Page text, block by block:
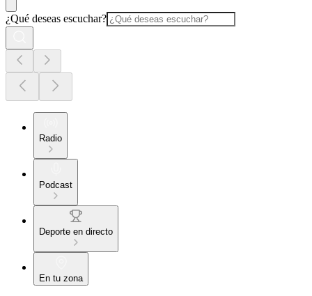
¿Qué deseas escuchar?
Radio
Podcast
Deporte en directo
En tu zona